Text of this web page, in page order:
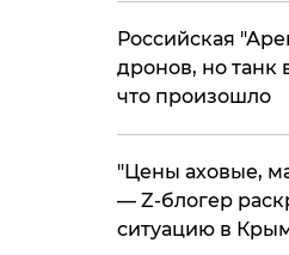
​Российская
дронов, но танк
что произошло
​"Цены аховые,
— Z-блогер
ситуацию в